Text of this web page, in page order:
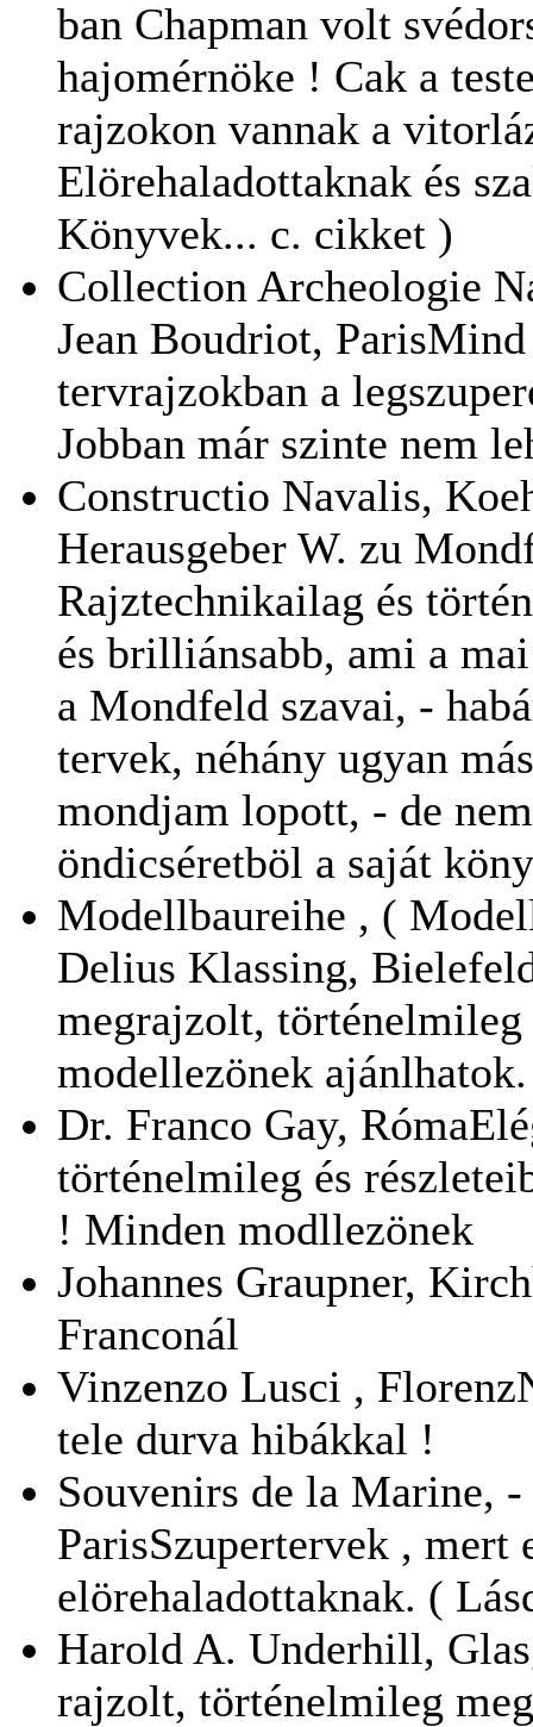
ban Chapman volt
hajomérnöke ! Cak a
rajzokon vannak a
Elörehaladottaknak és
Könyvek... c. cikket )
Collection Archeologie
Jean Boudriot,
tervrajzokban a
Jobban már szinte nem
Constructio Navalis,
Herausgeber W. zu
Rajztechnikailag és
és brilliánsabb, ami a
a Mondfeld szavai, -
tervek, néhány ugyan
mondjam lopott, - de
öndicséretböl a saját
Modellbaureihe , (
Delius Klassing,
megrajzolt,
modellezönek ajánlhatok.
Dr. Franco Gay,
történelmileg és
! Minden modllezönek
Johannes Graupner,
Franconál
Vinzenzo Lusci ,
tele durva hibákkal !
Souvenirs de la Marine,
ParisSzupertervek , mert
elörehaladottaknak. (
Harold A. Underhill,
rajzolt, történelmileg